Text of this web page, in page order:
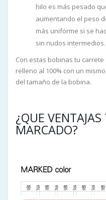
hilo es más pesado
aumentando el peso
más uniforme si se
sin nudos intermedios.
Con estas bobinas tu
relleno al 100% con un
del tamaño de la bobina.
¿QUE
MARCADO?